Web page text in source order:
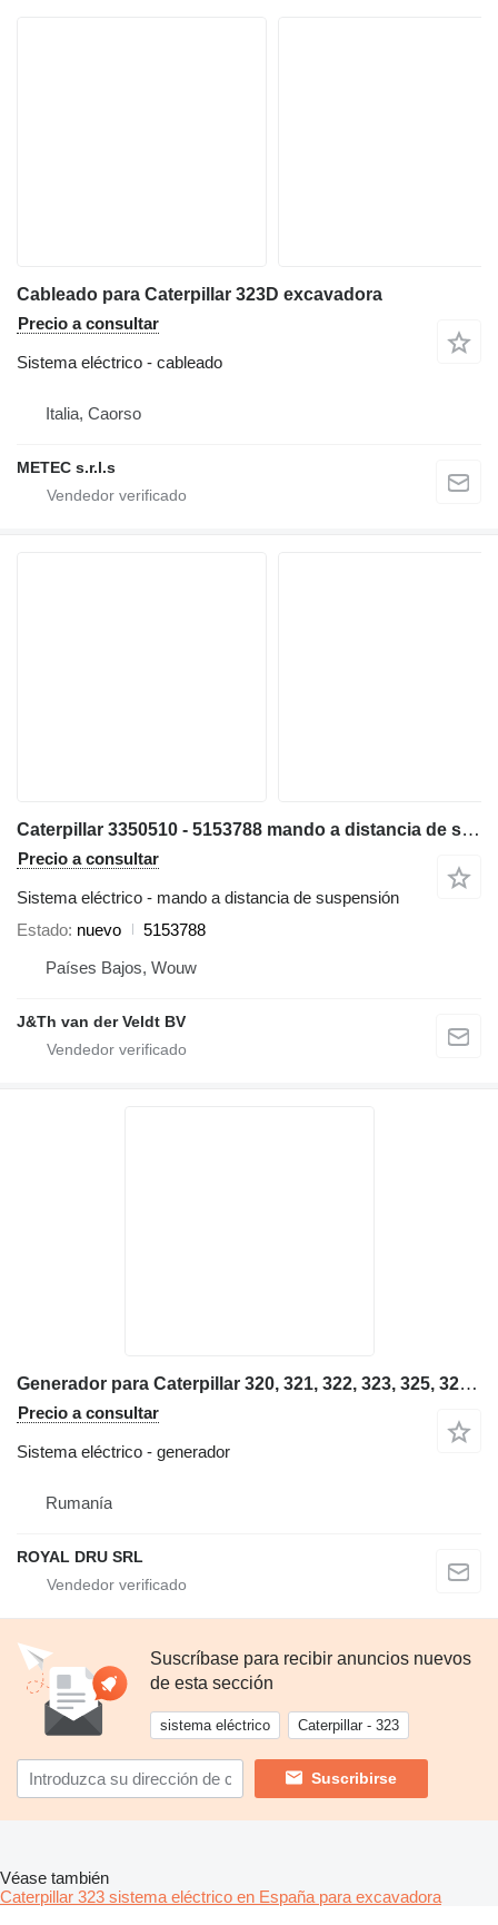
Cableado para Caterpillar 323D excavadora
Precio a consultar
Sistema eléctrico - cableado
Italia, Caorso
METEC s.r.l.s
Caterpillar 3350510 - 5153788 mando a distancia de suspensión para Caterpillar 320E 312E 323E 314E 324E 316E 336E 318E 349E 330F 340F 312F 352F 313F 323F 315F 325F 335F 326F 349F excavadora
Precio a consultar
Sistema eléctrico - mando a distancia de suspensión
Estado nuevo
5153788
Países Bajos, Wouw
J&Th van der Veldt BV
Generador para Caterpillar 320, 321, 322, 323, 325, 324, 329, 330, 336 excavadora
Precio a consultar
Sistema eléctrico - generador
Rumanía
ROYAL DRU SRL
Suscríbase para recibir anuncios nuevos
de esta sección
sistema eléctrico Caterpillar - 323
Suscribirse
Véase también
Caterpillar 323 sistema eléctrico en España para excavadora